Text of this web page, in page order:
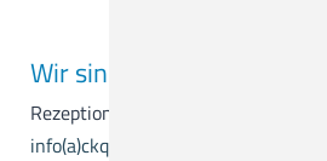
Wir sind für Sie da.
Rezeption & Empfang
info(a)ckq-gmbh.de
Ärztliche Ansprechpartner/Zuweisungen